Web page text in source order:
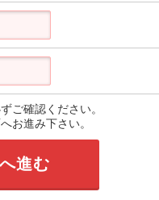
ご確認ください。
お進み下さい。
進む